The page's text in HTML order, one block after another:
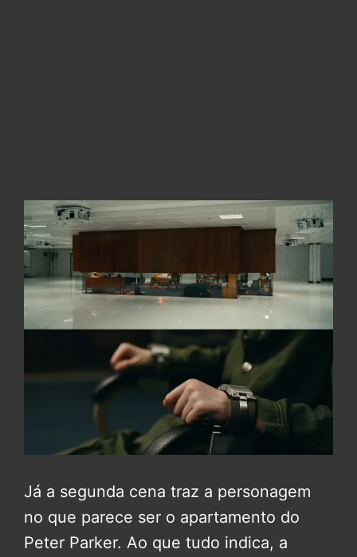
Já a segunda cena traz a personagem
no que parece ser o apartamento do
Peter Parker. Ao que tudo indica, a